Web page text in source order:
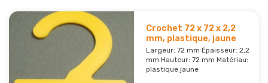
Crochet 72 x 72 x 2,2
mm, plastique, jaune
Largeur: 72 mm Épaisseur: 2,2
mm Hauteur: 72 mm Matériau:
plastique jaune